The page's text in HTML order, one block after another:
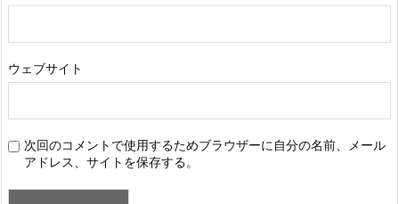
ウェブサイト
次回のコメントで使用するためブラウザーに自分の名前、メール
アドレス、サイトを保存する。